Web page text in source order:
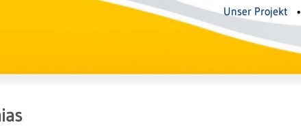
Unser Projekt •